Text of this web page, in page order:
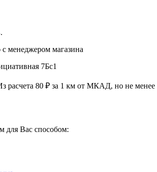
.
с менеджером магазина
7Бс1
расчета 80 ₽ за 1 км от МКАД, но не менее
для Вас способом: